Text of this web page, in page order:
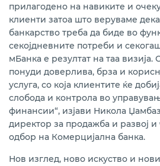
прилагодено на навиките и
клиенти затоа што веруваме
банкарство треба да биде во
секојдневните потреби и
мБанка е резултат на таа визија.
понуди доверлива, брза и
услуга, со која клиентите ќе
слобода и контрола во
финансии“, изјави Никола
директор за продажба и развој
одбор на Комерцијална банка.
Нов изглед, ново искуство и